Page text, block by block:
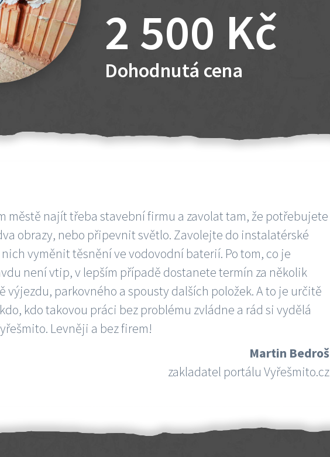
2 500 Kč
Dohodnutá cena
městě najít třeba stavební firmu a zavolat tam, že potřebujete
obrazy, nebo připevnit světlo. Zavolejte do instalatérské
vyměnit těsnění ve vodovodní baterií. Po tom, co je
není vtip, v lepším případě dostanete termín za několik
výjezdu, parkovného a spousty dalších položek. A to je určitě
kdo takovou práci bez problému zvládne a rád si vydělá
Levněji a bez firem!
Martin Bedroš
zakladatel portálu Vyřešmito.cz